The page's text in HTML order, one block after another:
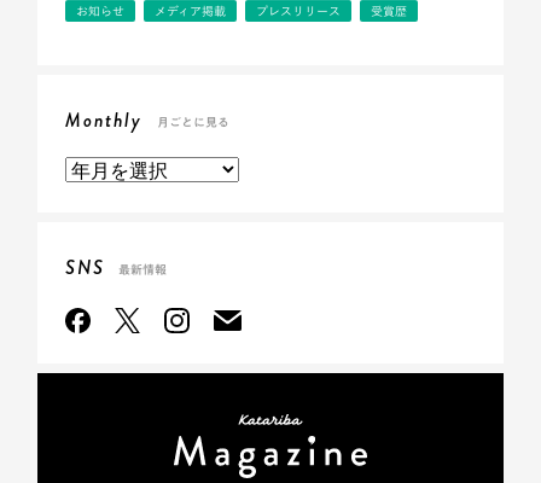
お知らせ メディア掲載 プレスリリース 受賞歴
Monthly 月ごとに見る
SNS 最新情報